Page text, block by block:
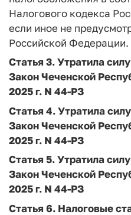
Налогового кодекса
если иное не
Российской Федерации.
Статья 3.Утратила
ЗаконЧеченской
2025 г. N 44-РЗ
Статья 4.Утратила
ЗаконЧеченской
2025 г. N 44-РЗ
Статья 5.Утратила
ЗаконЧеченской
2025 г. N 44-РЗ
Статья 6. Налоговые